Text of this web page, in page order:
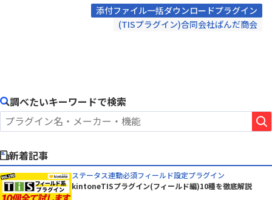
添付ファイル一括ダウンロードプラグイン
(TISプラグイン)合同会社ぱんだ商会
調べたいキーワードで検索
新着記事
ステータス連動必須フィールド設定プラグイン
kintoneTISプラグイン(フィールド編)10種を徹底解説